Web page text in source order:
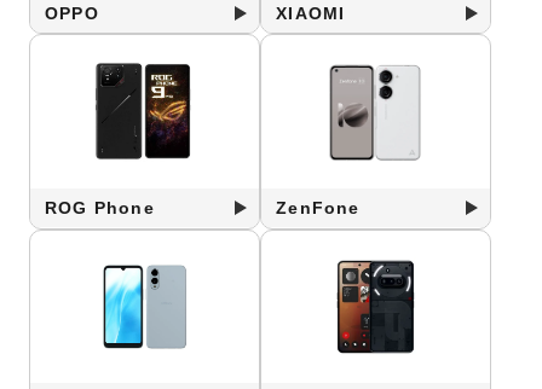
OPPO XIAOMI
ROG Phone ZenFone